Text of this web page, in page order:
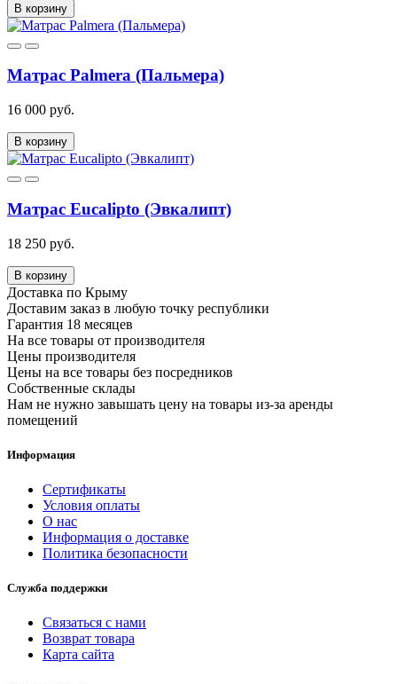
В корзину
Матрас Palmera (Пальмера)
16 000 руб.
В корзину
Матрас Eucalipto (Эвкалипт)
18 250 руб.
В корзину
Доставка по Крыму
Доставим заказ в любую точку республики
Гарантия 18 месяцев
На все товары от производителя
Цены производителя
Цены на все товары без посредников
Собственные склады
Нам не нужно завышать цену на товары из-за аренды
помещений
Информация
Сертификаты
Условия оплаты
О нас
Информация о доставке
Политика безопасности
Служба поддержки
Связаться с нами
Возврат товара
Карта сайта